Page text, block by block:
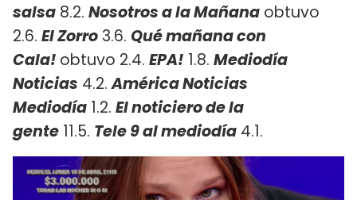
salsa 8.2. Nosotros a la Mañana obtuvo
2.6. El Zorro 3.6. Qué mañana con
Cala! obtuvo 2.4. EPA! 1.8. Mediodía
Noticias 4.2.América Noticias
Mediodía 1.2. El noticiero de la
gente 11.5. Tele 9 al mediodía 4.1.